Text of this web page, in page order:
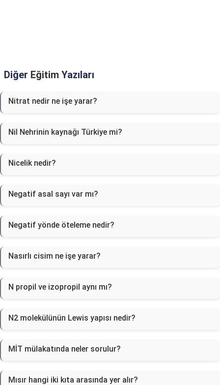
Diğer Eğitim Yazıları
Nitrat nedir ne işe yarar?
Nil Nehrinin kaynağı Türkiye mi?
Nicelik nedir?
Negatif asal sayı var mı?
Negatif yönde öteleme nedir?
Nasırlı cisim ne işe yarar?
N propil ve izopropil aynı mı?
N2 molekülünün Lewis yapısı nedir?
MİT mülakatında neler sorulur?
Mısır hangi iki kıta arasında yer alır?